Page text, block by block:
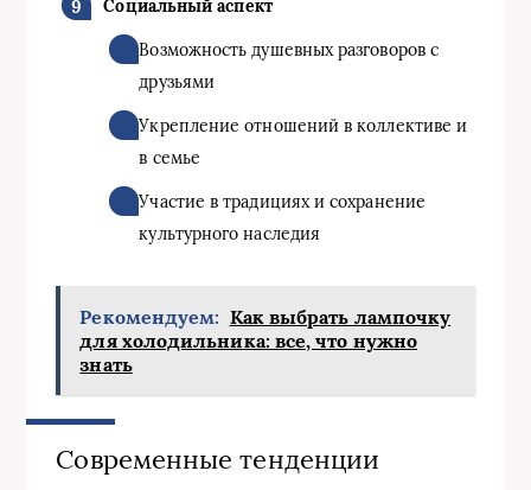
Социальный аспект
Возможность душевных разговоров с
друзьями
Укрепление отношений в коллективе и
в семье
Участие в традициях и сохранение
культурного наследия
Рекомендуем: Как выбрать лампочку
для холодильника: все, что нужно
знать
Современные тенденции